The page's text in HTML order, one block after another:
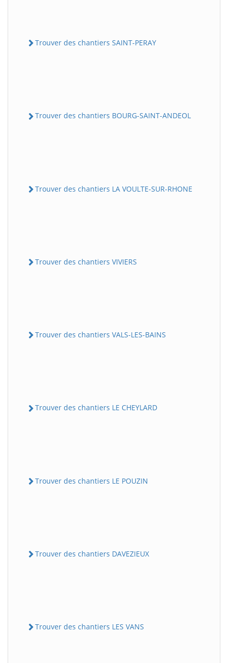
Trouver des chantiers SAINT-PERAY
Trouver des chantiers BOURG-SAINT-ANDEOL
Trouver des chantiers LA VOULTE-SUR-RHONE
Trouver des chantiers VIVIERS
Trouver des chantiers VALS-LES-BAINS
Trouver des chantiers LE CHEYLARD
Trouver des chantiers LE POUZIN
Trouver des chantiers DAVEZIEUX
Trouver des chantiers LES VANS